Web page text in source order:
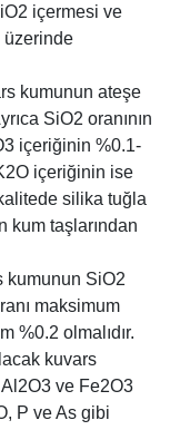
içermesi ve
üzerinde
kumunun ateşe
SiO2 oranının
içeriğinin %0.1-
içeriğinin ise
silika tuğla
kum taşlarından
kumunun SiO2
maksimum
%0.2 olmalıdır.
kuvars
ve Fe2O3
P ve As gibi